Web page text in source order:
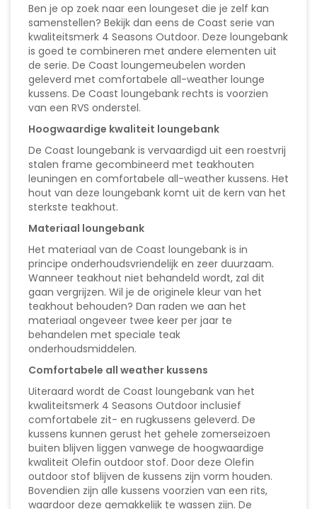
Ben je op zoek naar een loungeset die je zelf kan
samenstellen? Bekijk dan eens de Coast serie van
kwaliteitsmerk 4 Seasons Outdoor. Deze loungebank
is goed te combineren met andere elementen uit
de serie. De Coast loungemeubelen worden
geleverd met comfortabele all-weather lounge
kussens. De Coast loungebank rechts is voorzien
van een RVS onderstel.
Hoogwaardige kwaliteit loungebank
De Coast loungebank is vervaardigd uit een roestvrij
stalen frame gecombineerd met teakhouten
leuningen en comfortabele all-weather kussens. Het
hout van deze loungebank komt uit de kern van het
sterkste teakhout.
Materiaal loungebank
Het materiaal van de Coast loungebank is in
principe onderhoudsvriendelijk en zeer duurzaam.
Wanneer teakhout niet behandeld wordt, zal dit
gaan vergrijzen. Wil je de originele kleur van het
teakhout behouden? Dan raden we aan het
materiaal ongeveer twee keer per jaar te
behandelen met speciale teak
onderhoudsmiddelen.
Comfortabele all weather kussens
Uiteraard wordt de Coast loungebank van het
kwaliteitsmerk 4 Seasons Outdoor inclusief
comfortabele zit- en rugkussens geleverd. De
kussens kunnen gerust het gehele zomerseizoen
buiten blijven liggen vanwege de hoogwaardige
kwaliteit Olefin outdoor stof. Door deze Olefin
outdoor stof blijven de kussens zijn vorm houden.
Bovendien zijn alle kussens voorzien van een rits,
waardoor deze gemakkelijk te wassen zijn. De